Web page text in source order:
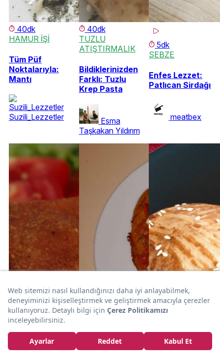
40dk
HAMUR İŞİ
Tüm Püf
Noktalarıyla:
Mantı
Suzili_Lezzetler
40dk
TUZLU
ATIŞTIRMALIK
Bildiklerinizden
Farklı: Tuzlu
Krep Pasta
Esma
Taşkakan Yıldırım
5dk
SEBZE
Enfes Lezzet:
Patlıcan Sirdağı
meatbex
BÖREK
15dk
PİZZA
15dk
POĞAÇA